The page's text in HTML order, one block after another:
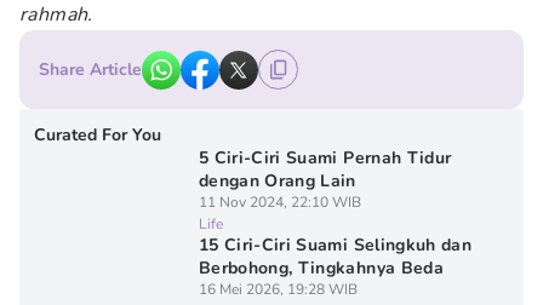
rahmah.
Share Article
Curated For You
5 Ciri-Ciri Suami Pernah Tidur
dengan Orang Lain
11 Nov 2024, 22:10 WIB
Life
15 Ciri-Ciri Suami Selingkuh dan
Berbohong, Tingkahnya Beda
16 Mei 2026, 19:28 WIB